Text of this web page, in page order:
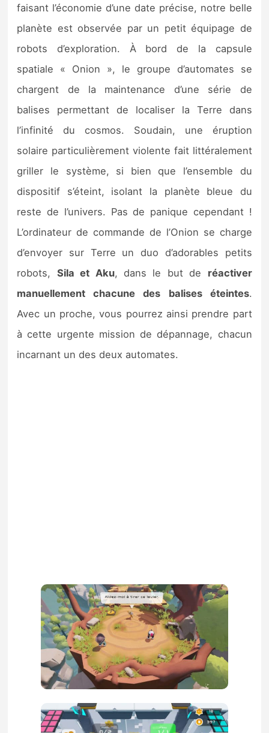
faisant l’économie d’une date précise, notre belle
planète est observée par un petit équipage de
robots d’exploration. À bord de la capsule
spatiale « Onion », le groupe d’automates se
chargent de la maintenance d’une série de
balises permettant de localiser la Terre dans
l’infinité du cosmos. Soudain, une éruption
solaire particulièrement violente fait littéralement
griller le système, si bien que l’ensemble du
dispositif s’éteint, isolant la planète bleue du
reste de l’univers. Pas de panique cependant !
L’ordinateur de commande de l’Onion se charge
d’envoyer sur Terre un duo d’adorables petits
robots, Sila et Aku, dans le but de réactiver
manuellement chacune des balises éteintes.
Avec un proche, vous pourrez ainsi prendre part
à cette urgente mission de dépannage, chacun
incarnant un des deux automates.